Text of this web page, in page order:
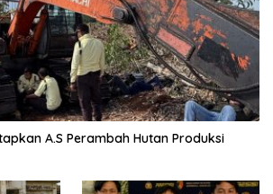
A.S Perambah Hutan Produksi